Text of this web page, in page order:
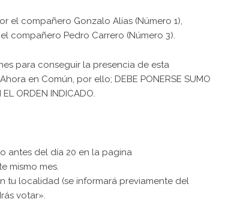
el compañero Gonzalo Alías (Número 1),
compañero Pedro Carrero (Número 3).
para conseguir la presencia de esta
en Común, por ello; DEBE PONERSE SUMO
ORDEN INDICADO.
antes del día 20 en la pagina
mismo mes.
tu localidad (se informará previamente del
votar».